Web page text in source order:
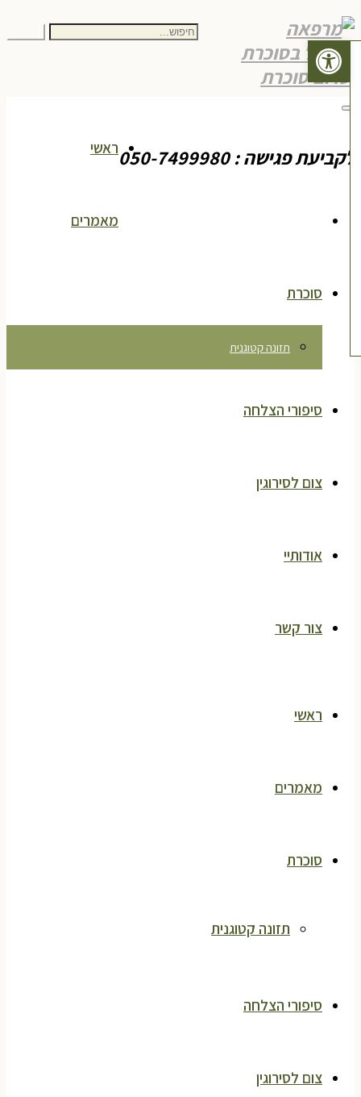
חיפוש
תפריט
פגישה : 050-7499980 ראשי
מאמרים
סוכרת
תזונה קטוגנית
סיפורי הצלחה
צום לסירוגין
אודותיי
צור קשר
ראשי
מאמרים
סוכרת
תזונה קטוגנית
סיפורי הצלחה
צום לסירוגין
פתח סרגל נגישות